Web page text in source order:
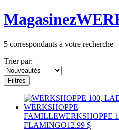
Magasinez
5 correspondants à votre recherche
Trier par:
Filtres
FAMILLEWERKSHOPPE
FLAMINGO12.99 $